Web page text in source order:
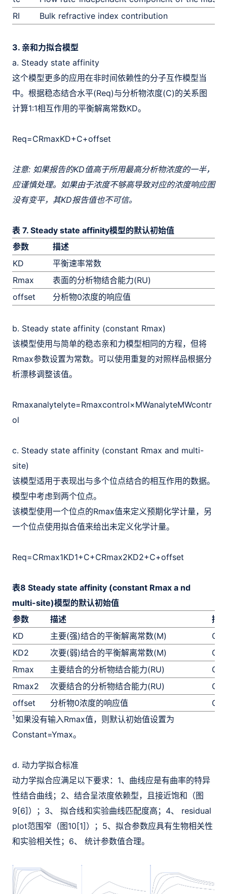
RI
Bulk refractive index contribution
3. 亲和力拟合模型
a. Steady state affinity
这个模型更多的应用在非时间依赖性的分子互作模型当
中。根据稳态结合水平(Req)与分析物浓度(C)的关系图
计算1:1相互作用的平衡解离常数KD。
Req=CRmaxKD+C+offset
注意: 如果报告的KD值高于所用最高分析物浓度的一半，
应谨慎处理。如果由于浓度不够高导致对应的浓度响应图
没有变平，其KD报告值也不可信。
表 7. Steady state affinity模型的默认初始值
参数
描述
KD
平衡速率常数
Rmax
表面的分析物结合能力(RU)
offset
分析物0浓度的响应值
b. Steady state affinity (constant Rmax)
该模型使用与简单的稳态亲和力模型相同的方程，但将
Rmax参数设置为常数。可以使用重复的对照样品根据分
析漂移调整该值。
Rmaxanalytelyte=Rmaxcontrol×MWanalyteMWcontr
ol
c. Steady state affinity (constant Rmax and multi-
site)
该模型适用于表现出与多个位点结合的相互作用的数据。
模型中考虑到两个位点。
该模型使用一个位点的Rmax值来定义预期化学计量，另
一个位点使用拟合值来给出未定义化学计量。
Req=CRmax1KD1+C+CRmax2KD2+C+offset
表8 Steady state affinity (constant Rmax a nd
multi-site)模型的默认初始值
参数
描述
拟
KD
主要(强)结合的平衡解离常数(M)
KD2
次要(弱)结合的平衡解离常数(M)
Rmax
主要结合的分析物结合能力(RU)
Rmax2
次要结合的分析物结合能力(RU)
offset
分析物0浓度的响应值
1如果没有输入Rmax值，则默认初始值设置为
Constant=Ymax。
d. 动力学拟合标准
动力学拟合应满足以下要求：1、曲线应是有曲率的特异
性结合曲线；2、结合呈浓度依赖型，且接近饱和（图
9[6]）；3、 拟合线和实验曲线匹配度高；4、 residual
plot范围窄（图10[1]）；5、拟合参数应具有生物相关性
和实验相关性；6、 统计参数值合理。